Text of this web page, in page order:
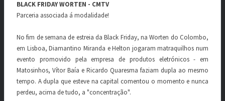
BLACK FRIDAY WORTEN - CMTV
Parceria associada á modalidade!
No fim de semana de estreia da Black Friday, na Worten do Colombo,
em Lisboa, Diamantino Miranda e Helton jogaram matraquilhos num
evento promovido pela empresa de produtos eletrónicos - em
Matosinhos, Vítor Baía e Ricardo Quaresma faziam dupla ao mesmo
tempo. A dupla que esteve na capital comentou o momento e nunca
perdeu, acima de tudo, a "concentração".